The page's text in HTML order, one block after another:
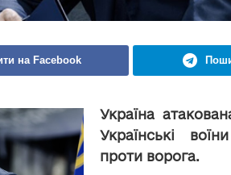
на Facebook
Україна
Українські
проти ворога.